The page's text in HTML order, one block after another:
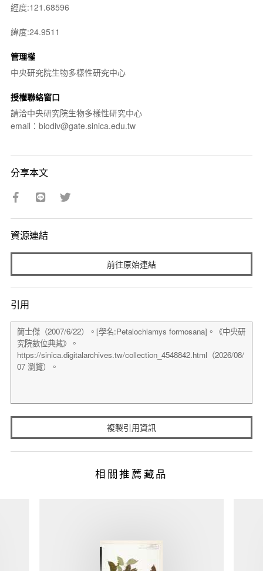
經度:121.68596
緯度:24.9511
管理權
中央研究院生物多樣性研究中心
授權聯絡窗口
請洽中央研究院生物多樣性研究中心
email：biodiv@gate.sinica.edu.tw
分享本文
資源連結
前往原始連結
引用
複製引用資訊
相關推薦藏品